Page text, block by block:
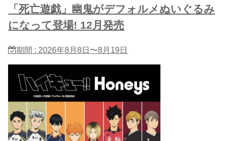
「死亡遊戯」幽鬼がデフォルメぬいぐるみ
になって登場! 12月発売
期間 : 2026年8月8日〜8月19日